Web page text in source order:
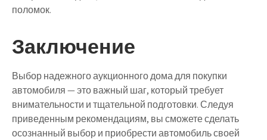
поломок.
Заключение
Выбор надежного аукционного дома для покупки
автомобиля — это важный шаг, который требует
внимательности и тщательной подготовки. Следуя
приведенным рекомендациям, вы сможете сделать
осознанный выбор и приобрести автомобиль своей